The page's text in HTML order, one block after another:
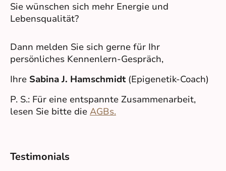
Sie wünschen sich mehr Energie und
Lebensqualität?
Dann melden Sie sich gerne für Ihr
persönliches Kennenlern-Gespräch,
Ihre Sabina J. Hamschmidt(Epigenetik-Coach)
P. S.: Für eine entspannte Zusammenarbeit,
lesen Sie bitte die AGBs.
Testimonials